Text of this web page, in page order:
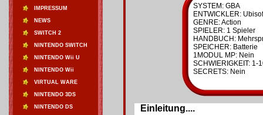
IMPRESSUM
NEWS
SWITCH 2
NINTENDO SWITCH
NINTENDO Wii U
NINTENDO Wii
VIRTUAL WARE
NINTENDO 3DS
NINTENDO DS
SYSTEM: GBA
ENTWICKLER:
GENRE: Action
SPIELER: 1 Spieler
HANDBUCH:
SPEICHER: Batterie
1MODUL MP: Nein
SCHWIERIGKEIT: 1-
SECRETS: Nein
Einleitung....